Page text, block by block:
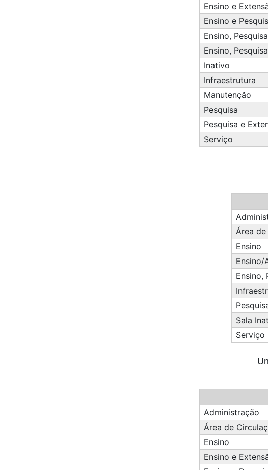
Ensino e
Ensino e
Ensino,
Ensino,
Inativo
Infraestrutura
Manutenção
Pesquisa
Pesquisa e
Serviço
Área
Ensino
Ensino/
Ensino,
Sala
Serviço
Administração
Área de
Ensino
Ensino e